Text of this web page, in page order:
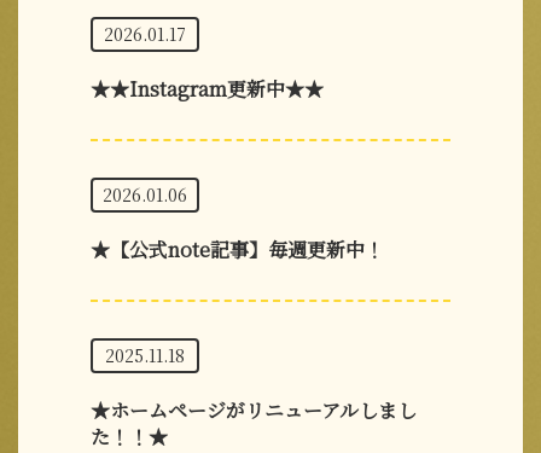
2026.01.17
★★Instagram更新中★★
2026.01.06
★【公式note記事】毎週更新中！
2025.11.18
★ホームページがリニューアルしまし
た！！★